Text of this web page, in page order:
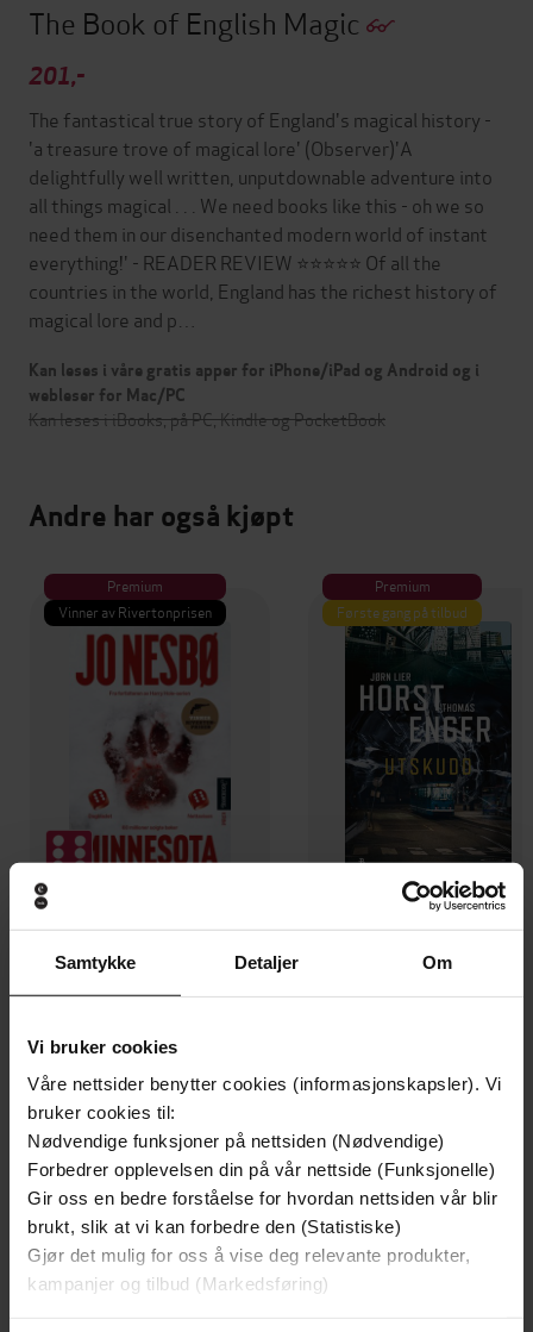
Samtykke Detaljer Om
Vi bruker cookies
Våre nettsider benytter cookies (informasjonskapsler). Vi
bruker cookies til:
Nødvendige funksjoner på nettsiden (Nødvendige)
Forbedrer opplevelsen din på vår nettside (Funksjonelle)
Gir oss en bedre forståelse for hvordan nettsiden vår blir
brukt, slik at vi kan forbedre den (Statistiske)
Gjør det mulig for oss å vise deg relevante produkter,
kampanjer og tilbud (Markedsføring)
The Book of English Magic
201,-
The fantastical true story of England's magical history -
'a treasure trove of magical lore' (Observer)'A
delightfully well written, unputdownable adventure into
all things magical . . . We need books like this - oh we so
need them in our disenchanted modern world of instant
everything!' - READER REVIEW ⭐⭐⭐⭐⭐ Of all the
countries in the world, England has the richest history of
magical lore and p…
Kan leses i våre gratis apper for iPhone/iPad og Android og i
webleser for Mac/PC
Kan leses i iBooks, på PC, Kindle og PocketBook
Andre har også kjøpt
Premium
Vinner av Rivertonprisen
Minnesota
Jo Nesbø
Premium
Første gang på tilbud
Utskudd
Jørn Lier Horst
Forfattere Richard Heygate(forfatter),Philip Carr-
Gomm(forfatter)
Forlag Hodder & Stoughton
Utgitt 01.04.2010